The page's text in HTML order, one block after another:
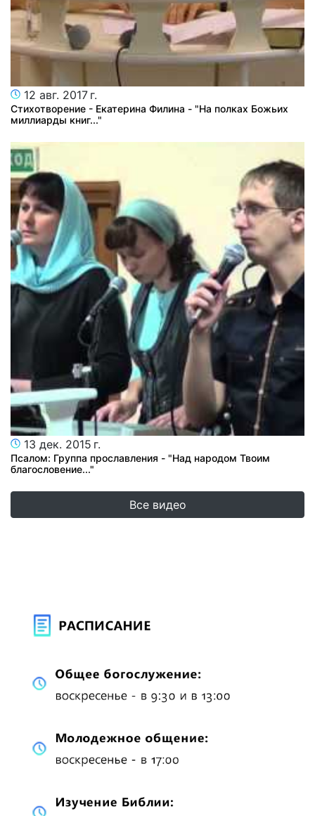
12 авг. 2017 г.
Стихотворение - Екатерина Филина - "На полках Божьих
миллиарды книг..."
13 дек. 2015 г.
Псалом: Группа прославления - "Над народом Твоим
благословение..."
Все видео